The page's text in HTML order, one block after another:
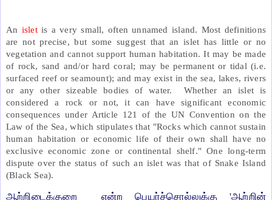
An isletis a very small, often unnamed island. Most definitions
are not precise, but some suggest that an islet has little or no
vegetation and cannot support human habitation. It may be made
of rock, sand and/or hard coral; may be permanent or tidal (i.e.
surfaced reef or seamount); and may exist in the sea, lakes, rivers
or any other sizeable bodies of water. Whether an islet is
considered a rock or not, it can have significant economic
consequences under Article 121 of the UN Convention on the
Law of the Sea, which stipulates that "Rocks which cannot sustain
human habitation or economic life of their own shall have no
exclusive economic zone or continental shelf." One long-term
dispute over the status of such an islet was that of Snake Island
(Black Sea).
ஆற்றிடைக்குறை என்ற பெயர்ச்சொல்லுக்கு 'ஆற்றின்